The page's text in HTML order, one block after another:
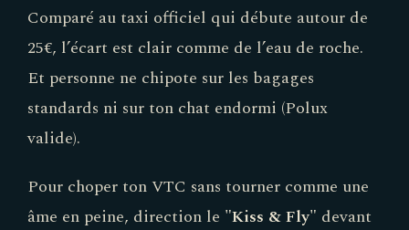
Comparé au taxi officiel qui débute autour de
25€, l’écart est clair comme de l’eau de roche.
Et personne ne chipote sur les bagages
standards ni sur ton chat endormi (Polux
valide).
Pour choper ton VTC sans tourner comme une
âme en peine, direction le "Kiss & Fly" devant